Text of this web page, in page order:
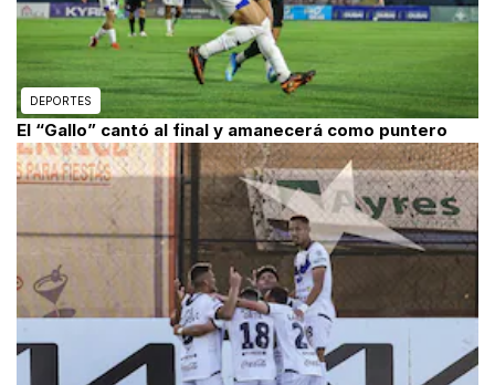
DEPORTES
El “Gallo” cantó al final y amanecerá como puntero